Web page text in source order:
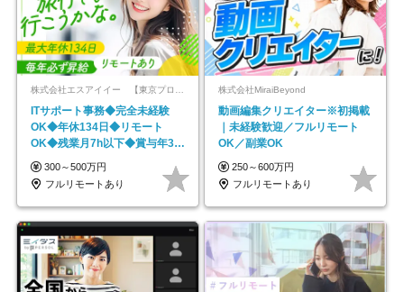
株式会社エスアイイー 【東京プロマーケット上場】
ITサポート事務◆完全未経験
OK◆年休134日◆リモート
OK◆残業月7h以下◆賞与年3回
◆5年目まで必ず昇給
300～500万円
フルリモートあり
株式会社MiraiBeyond
動画編集クリエイター※初掲載
｜未経験歓迎／フルリモート
OK／副業OK
250～600万円
フルリモートあり